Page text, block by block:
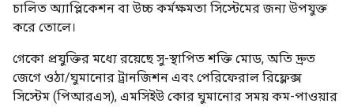
চালিত অ্যাপ্লিকেশন বা উচ্চ কর্মক্ষমতা সিস্টেমের জন্য উপযুক্ত
করে তোলে।
গেকো প্রযুক্তির মধ্যে রয়েছে সু-স্থাপিত শক্তি মোড, অতি দ্রুত
জেগে ওঠা/ঘুমানোর ট্রানজিশন এবং পেরিফেরাল রিফ্লেক্স
সিস্টেম (পিআরএস), এমসিইউ কোর ঘুমানোর সময় কম-পাওয়ার